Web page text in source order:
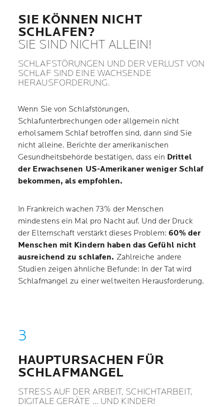
SIE KÖNNEN NICHT
SCHLAFEN?
SIE SIND NICHT ALLEIN!
SCHLAFSTÖRUNGEN UND DER VERLUST VON
SCHLAF SIND EINE WACHSENDE
HERAUSFORDERUNG.
Wenn Sie von Schlafstörungen,
Schlafunterbrechungen oder allgemein nicht
erholsamem Schlaf betroffen sind, dann sind Sie
nicht alleine. Berichte der amerikanischen
Gesundheitsbehörde bestätigen, dass ein Drittel
der Erwachsenen US-Amerikaner weniger Schlaf
bekommen, als empfohlen.
In Frankreich wachen 73% der Menschen
mindestens ein Mal pro Nacht auf. Und der Druck
der Elternschaft verstärkt dieses Problem:60% der
Menschen mit Kindern haben das Gefühl nicht
ausreichend zu schlafen. Zahlreiche andere
Studien zeigen ähnliche Befunde: In der Tat wird
Schlafmangel zu einer weltweiten Herausforderung.
HAUPTURSACHEN FÜR
SCHLAFMANGEL
STRESS AUF DER ARBEIT, SCHICHTARBEIT,
DIGITALE GERÄTE ... UND KINDER!